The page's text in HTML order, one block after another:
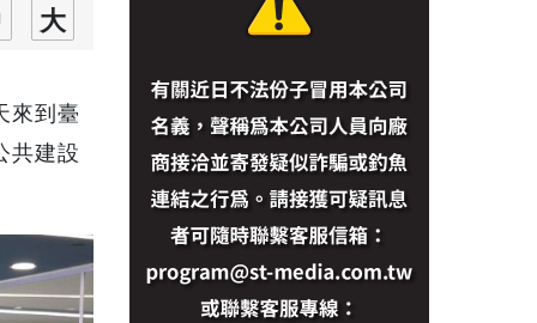
來到臺
共建設